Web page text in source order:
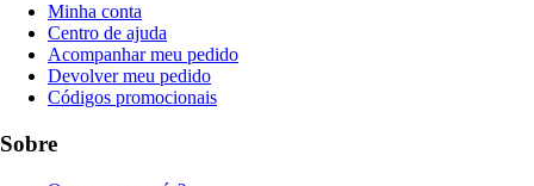
Minha conta
Centro de ajuda
Acompanhar meu pedido
Devolver meu pedido
Códigos promocionais
Sobre